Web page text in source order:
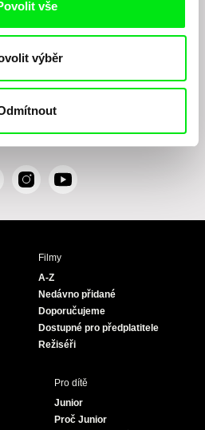
vše
výběr
zpracováním osobních údajů pro účely
, textu rozumím a souhlasím s ním, přičemž
I
s
Y
u
Filmy
A-Z
Nedávno přidané
Doporučujeme
Dostupné pro předplatitele
Režiséři
Pro dítě
Junior
Proč Junior